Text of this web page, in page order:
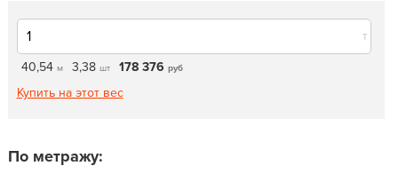
т
40,54 м 3,38 шт 178 376 руб
Купить на этот вес
По метражу: